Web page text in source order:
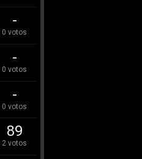
-
0 votos
-
0 votos
-
0 votos
89
2 votos